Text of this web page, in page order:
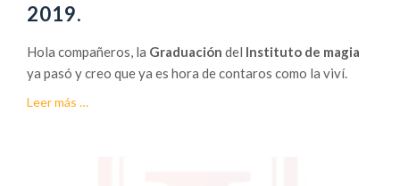
2019.
Hola compañeros, la Graduación del Instituto de magia
ya pasó y creo que ya es hora de contaros como la viví.
Leer más …